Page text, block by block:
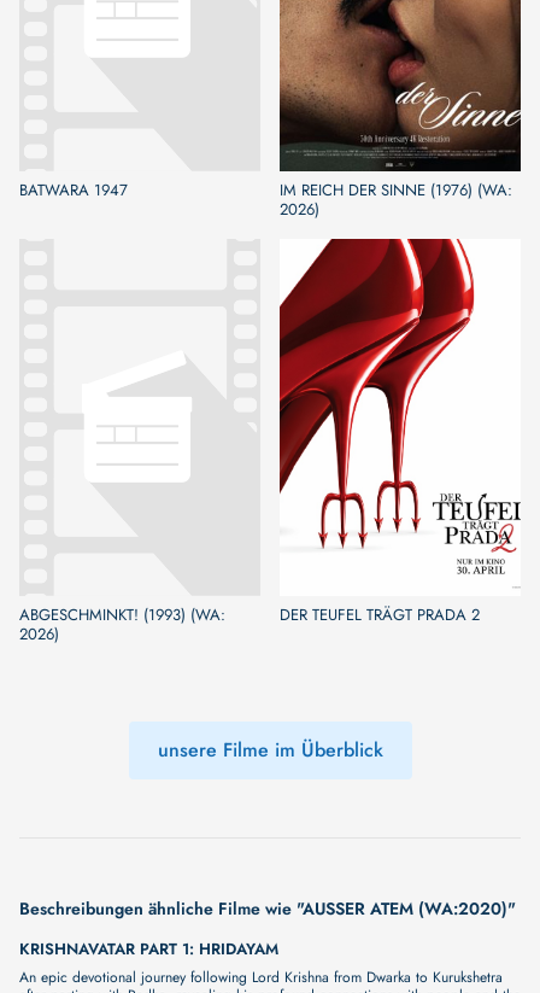
BATWARA 1947
IM REICH DER SINNE (1976) (WA:
2026)
ABGESCHMINKT! (1993) (WA:
2026)
DER TEUFEL TRÄGT PRADA 2
unsere Filme im Überblick
Beschreibungen ähnliche Filme wie "AUSSER ATEM (WA:2020)"
KRISHNAVATAR PART 1: HRIDAYAM
An epic devotional journey following Lord Krishna from Dwarka to Kurukshetra